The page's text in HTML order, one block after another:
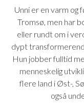
Unni er en varm og
Tromsø, men har
eller rundt om i
dypt
Hun jobber fulltid
menneskelig
flere land i Øst-,
også